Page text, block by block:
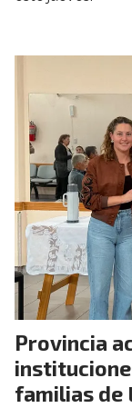
Provincia
familias de